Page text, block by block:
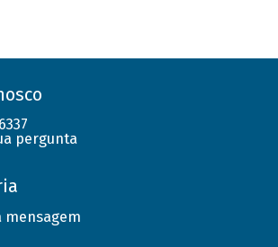
pergunta
mensagem